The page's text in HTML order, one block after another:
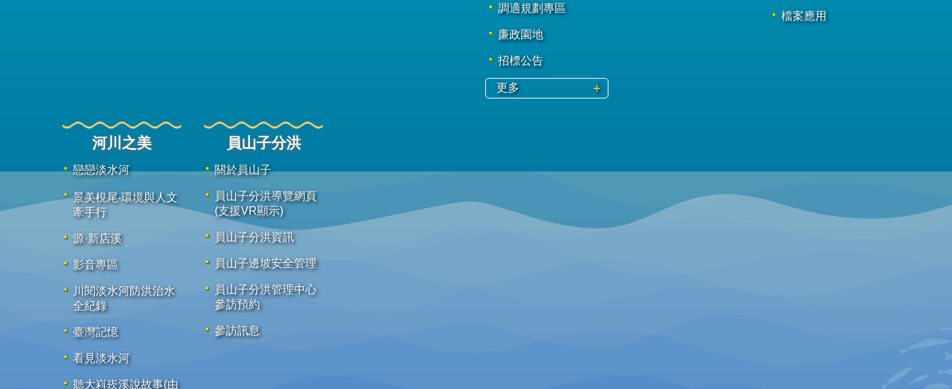
調適規劃專區
廉政園地
招標公告
更多
檔案應用
河川之美
戀戀淡水河
景美梘尾‧環境與人文
牽手行
源·新店溪
影音專區
川閱淡水河防洪治水
全紀錄
臺灣記憶
看見淡水河
聽大嵙崁溪說故事(由
員山子分洪
關於員山子
員山子分洪導覽網頁
(支援VR顯示)
員山子分洪資訊
員山子邊坡安全管理
員山子分洪管理中心
參訪預約
參訪訊息